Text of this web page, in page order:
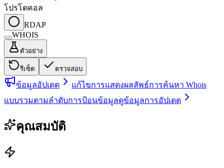
โปรโตคอล
RDAP
WHOIS
ตัวอย่าง
รีเซ็ต ตรวจสอบ
ข้อมูลอัปเดต
แก้ไขการแสดงผลลัพธ์การค้นหา Whois
แบบรวมตามลำดับการป้อนข้อมูลดูข้อมูลการอัปเดต
คุณสมบัติ